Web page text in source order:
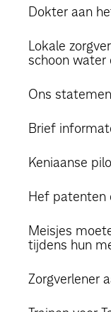
Dokter aan
Lokale
schoon water
Ons
Brief
Keniaanse
Hef patenten
Meisjes
tijdens hun
Zorgverlener